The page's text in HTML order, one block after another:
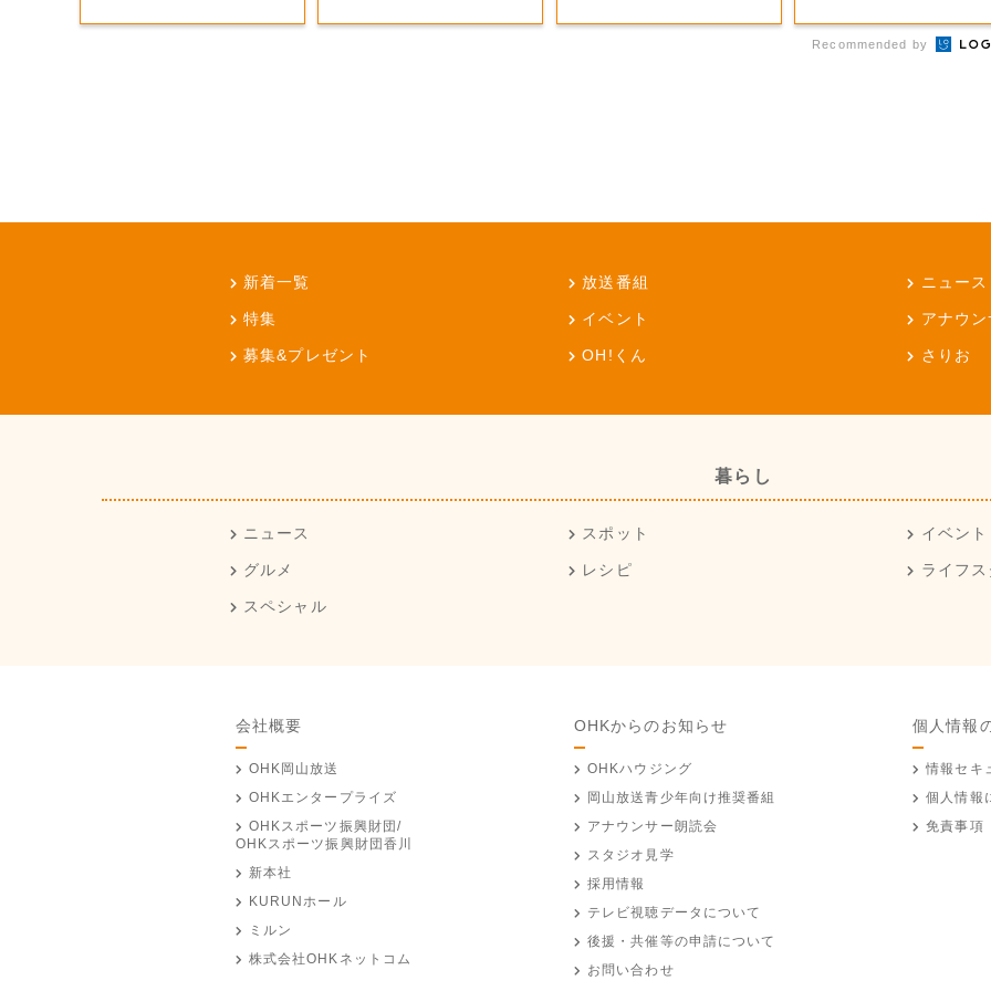
Recommended by
新着一覧 放送番組 ニュース
特集 イベント アナウ
募集&プレゼント OH!くん さりお
暮らし
ニュース スポット イベント
グルメ レシピ ライフ
スペシャル
会社概要
OHK岡山放送
OHKエンタープライズ
OHKスポーツ振興財団/
OHKスポーツ振興財団香川
新本社
KURUNホール
ミルン
株式会社OHKネットコム
OHKからのお知らせ
OHKハウジング
岡山放送青少年向け推奨番組
アナウンサー朗読会
スタジオ見学
採用情報
テレビ視聴データについて
後援・共催等の申請について
お問い合わせ
個人情報
情報セキ
個人情報
免責事項